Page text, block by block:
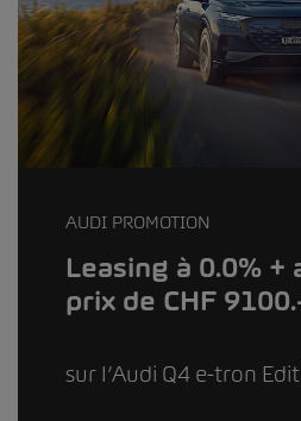
AUDI PROMOTION
Leasing à 0.0% +
prix de CHF
sur l’Audi Q4 e-tron